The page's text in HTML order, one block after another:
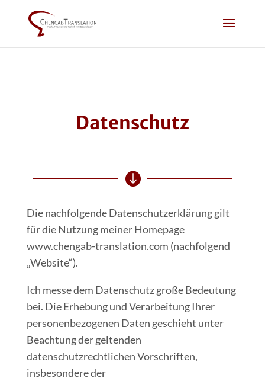
Datenschutz

Die nachfolgende Datenschutzerklärung gilt
für die Nutzung meiner Homepage
www.chengab-translation.com (nachfolgend
„Website“).
Ich messe dem Datenschutz große Bedeutung
bei. Die Erhebung und Verarbeitung Ihrer
personenbezogenen Daten geschieht unter
Beachtung der geltenden
datenschutzrechtlichen Vorschriften,
insbesondere der